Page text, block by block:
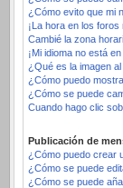
¿Cómo evito que mi
¡La hora en los
Cambié la zona
¡Mi idioma no está
¿Qué es la imagen
¿Cómo puedo
¿Cómo se puede
Cuando hago clic
Publicación de
¿Cómo puedo crear
¿Cómo se puede
¿Cómo se puede